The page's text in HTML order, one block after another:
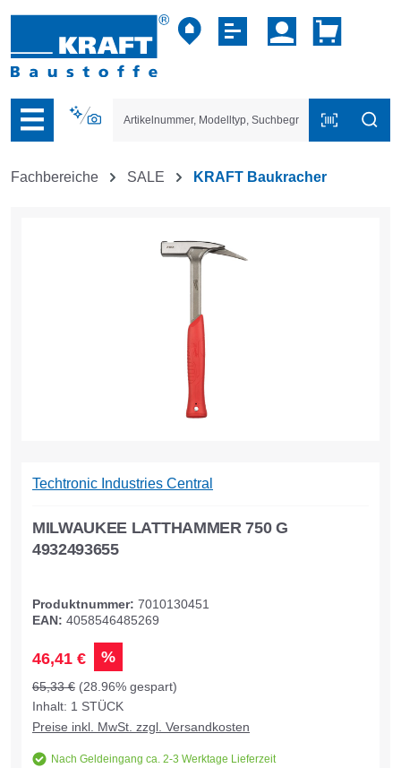
der B2B-Plattform springen
Fachbereiche SALE KRAFT Baukracher
Bildergalerie überspringen
MILWAUKEE LATTHAMMER 750 G
4932493655
Techtronic Industries Central
Produktnummer: 7010130451
EAN: 4058546485269
46,41 € %
65,33 € (28.96% gespart)
Inhalt: 1 STÜCK
Preise inkl. MwSt. zzgl. Versandkosten
Nach Geldeingang ca. 2-3 Werktage Lieferzeit